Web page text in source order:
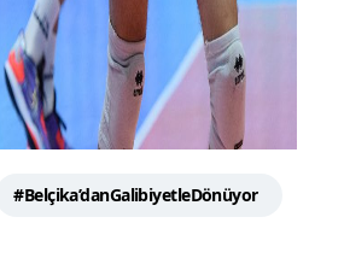
#Belçika’danGalibiyetleDönüyor